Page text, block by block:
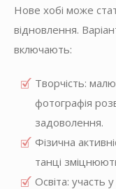
Нове хобі може
відновлення.
включають:
Творчість:
фотографія
задоволення.
Фізична
танці
Освіта: участь